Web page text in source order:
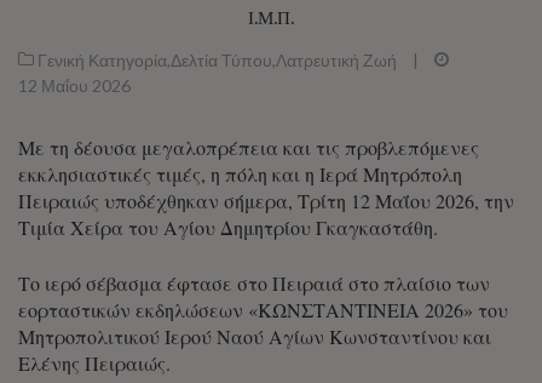
Ι.Μ.Π.
Γενική Κατηγορία,Δελτία Τύπου,Λατρευτική Ζωή
|
12 Μαΐου 2026
Με τη δέουσα μεγαλοπρέπεια και τις προβλεπόμενες
εκκλησιαστικές τιμές, η πόλη και η Ιερά Μητρόπολη
Πειραιώς υποδέχθηκαν σήμερα, Τρίτη 12 Μαΐου 2026, την
Τιμία Χείρα του Αγίου Δημητρίου Γκαγκαστάθη.
Το ιερό σέβασμα έφτασε στο Πειραιά στο πλαίσιο των
εορταστικών εκδηλώσεων «ΚΩΝΣΤΑΝΤΙΝΕΙΑ 2026» του
Μητροπολιτικού Ιερού Ναού Αγίων Κωνσταντίνου και
Ελένης Πειραιώς.